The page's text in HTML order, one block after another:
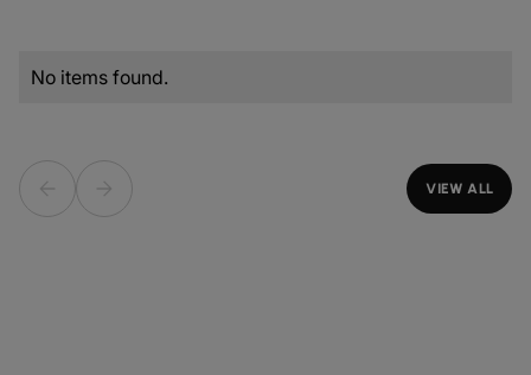
No items found.
VIEW ALL